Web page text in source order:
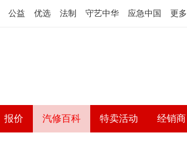
公益 优选 法制 守艺中华 应急中国 更多
报价 汽修百科 特卖活动 经销商